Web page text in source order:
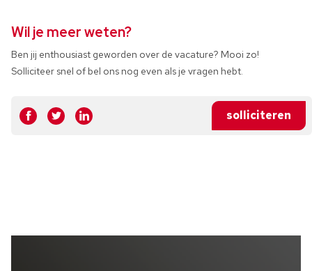
Wil je meer weten?
Ben jij enthousiast geworden over de vacature? Mooi zo!
Solliciteer snel of bel ons nog even als je vragen hebt.
solliciteren